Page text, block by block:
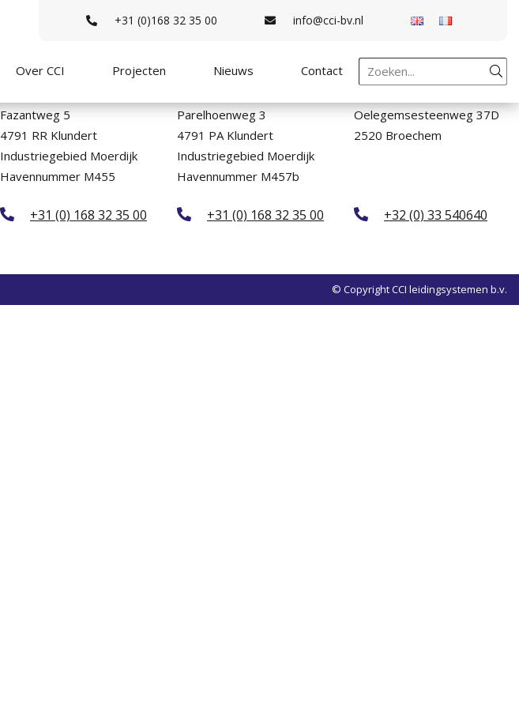
Over CCI Projecten Nieuws Contact
+31 (0)168 32 35 00 info@cci-bv.nl
Fazantweg 5
4791 RR Klundert
Industriegebied Moerdijk
Havennummer M455
+31 (0) 168 32 35 00
Parelhoenweg 3
4791 PA Klundert
Industriegebied Moerdijk
Havennummer M457b
+31 (0) 168 32 35 00
Kantoor België
Oelegemsesteenweg 37D
2520 Broechem
+32 (0) 33 540640
© Copyright CCI leidingsystemen b.v.